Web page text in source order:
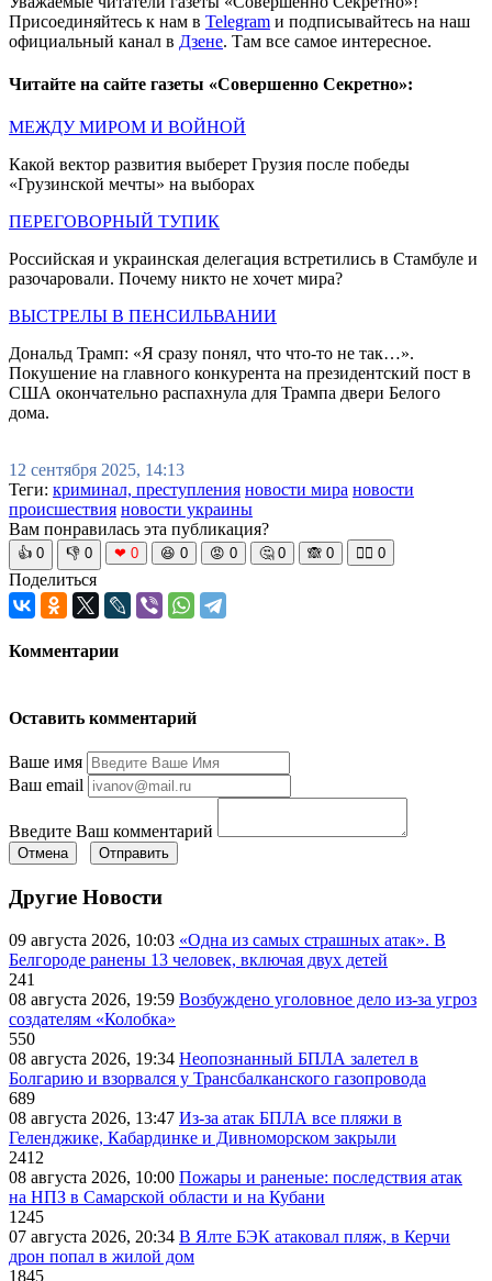
Присоединяйтесь к нам в Telegram и подписывайтесь на наш
официальный канал в Дзене. Там все самое интересное.
Читайте на сайте газеты «Совершенно Секретно»:
МЕЖДУ МИРОМ И ВОЙНОЙ
Какой вектор развития выберет Грузия после победы
«Грузинской мечты» на выборах
ПЕРЕГОВОРНЫЙ ТУПИК
Российская и украинская делегация встретились в Стамбуле и
разочаровали. Почему никто не хочет мира?
ВЫСТРЕЛЫ В ПЕНСИЛЬВАНИИ
Дональд Трамп: «Я сразу понял, что что-то не так…».
Покушение на главного конкурента на президентский пост в
США окончательно распахнула для Трампа двери Белого
дома.
12 сентября 2025, 14:13
Теги: криминал, преступления новости мира новости
происшествия новости украины
Вам понравилась эта публикация?
👍 0 👎 0 ❤ 0 😆 0 😡 0 🤔 0 🙈 0 🧘‍♀️ 0
Поделиться
Комментарии
Оставить комментарий
Ваше имя
Ваш email
Введите Ваш комментарий
Отмена Отправить
Другие Новости
09 августа 2026, 10:03 «Одна из самых страшных атак». В
Белгороде ранены 13 человек, включая двух детей
241
08 августа 2026, 19:59 Возбуждено уголовное дело из-за угроз
создателям «Колобка»
550
08 августа 2026, 19:34 Неопознанный БПЛА залетел в
Болгарию и взорвался у Трансбалканского газопровода
689
08 августа 2026, 13:47 Из-за атак БПЛА все пляжи в
Геленджике, Кабардинке и Дивноморском закрыли
2412
08 августа 2026, 10:00 Пожары и раненые: последствия атак
на НПЗ в Самарской области и на Кубани
1245
07 августа 2026, 20:34 В Ялте БЭК атаковал пляж, в Керчи
дрон попал в жилой дом
1845